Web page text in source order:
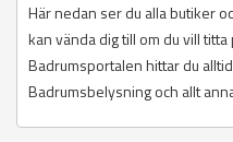
Här nedan ser du alla butiker
kan vända dig till om du vill
Badrumsportalen hittar du
Badrumsbelysning och allt